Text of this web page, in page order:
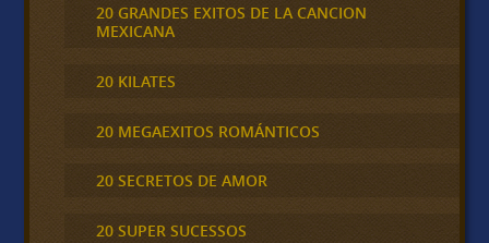
20 GRANDES EXITOS DE LA CANCION
MEXICANA
20 KILATES
20 MEGAEXITOS ROMÁNTICOS
20 SECRETOS DE AMOR
20 SUPER SUCESSOS